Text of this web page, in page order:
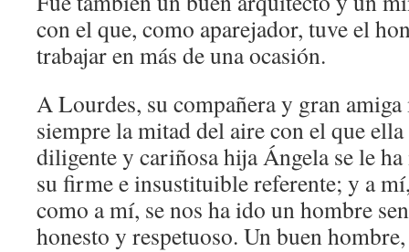
con el que, como aparejador, tuve el
trabajar en más de una ocasión.
A Lourdes, su compañera y gran
siempre la mitad del aire con el que
diligente y cariñosa hija Ángela se le
su firme e insustituible referente; y a
como a mí, se nos ha ido un hombre
honesto y respetuoso. Un buen